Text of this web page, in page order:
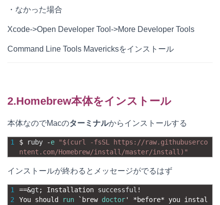
・なかった場合
Xcode->Open Developer Tool->More Developer Tools
Command Line Tools Mavericksをインストール
2.Homebrew本体をインストール
本体なのでMacのターミナルからインストールする
1 $ ruby -e
"$(curl -fsSL https://raw.githubuserco
ntent.com/Homebrew/install/master/install)"
インストールが終わるとメッセージがでるはず
1
2
==&gt ; Installation successful !
You should run ` brew doctor' *before* you instal